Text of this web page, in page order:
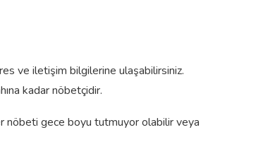
ve iletişim bilgilerine ulaşabilirsiniz.
kadar nöbetçidir.
nöbeti gece boyu tutmuyor olabilir veya